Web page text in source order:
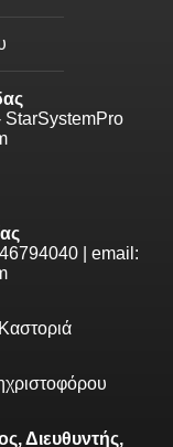
StarSystemPro
| email:
Διευθυντής,